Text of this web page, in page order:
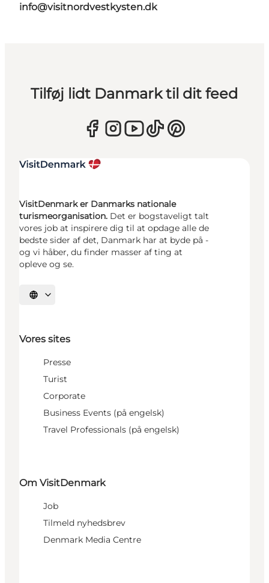
info@visitnordvestkysten.dk
Tilføj lidt Danmark til dit feed
VisitDenmark er Danmarks nationale
turismeorganisation. Det er bogstaveligt talt
vores job at inspirere dig til at opdage alle de
bedste sider af det, Danmark har at byde på -
og vi håber, du finder masser af ting at
opleve og se.
Vælg sprog
Vores sites
Presse
Turist
Corporate
Business Events (på engelsk)
Travel Professionals (på engelsk)
Om VisitDenmark
Job
Tilmeld nyhedsbrev
Denmark Media Centre